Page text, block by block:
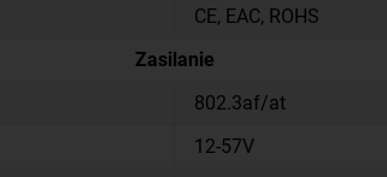
CE, EAC, ROHS
Zasilanie
802.3af/at
12-57V